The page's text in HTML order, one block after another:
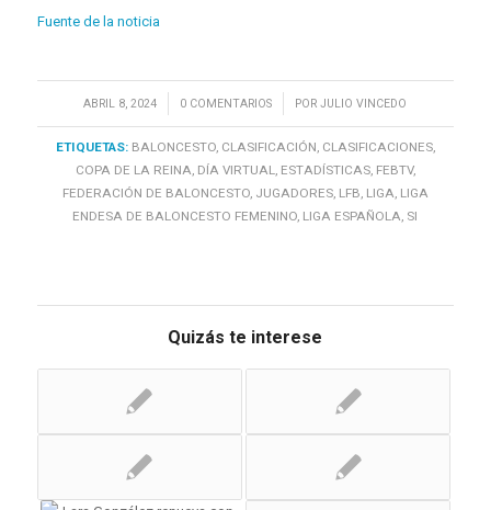
Fuente de la noticia
ABRIL 8, 2024
/ 0 COMENTARIOS
/ PORJULIO VINCEDO
ETIQUETAS: BALONCESTO, CLASIFICACIÓN, CLASIFICACIONES,
COPA DE LA REINA, DÍA VIRTUAL, ESTADÍSTICAS, FEBTV,
FEDERACIÓN DE BALONCESTO, JUGADORES, LFB, LIGA, LIGA
ENDESA DE BALONCESTO FEMENINO, LIGA ESPAÑOLA, SI
Quizás te interese